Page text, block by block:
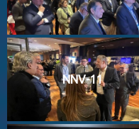
NNV-11